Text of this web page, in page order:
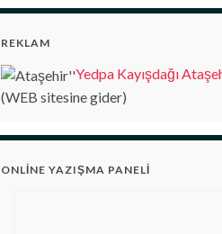
REKLAM
Yedpa Kayışdağı
(WEB sitesine gider)
ONLINE YAZIŞMA PANELI